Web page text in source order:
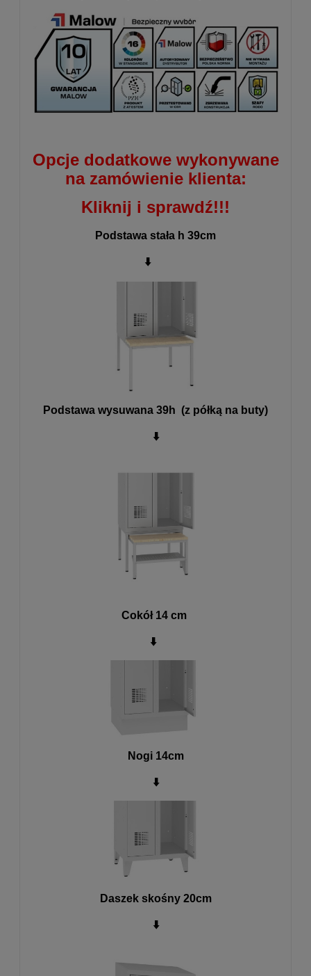
Opcje dodatkowe wykonywane
na zamówienie klienta:
Kliknij i sprawdź!!!
Podstawa stała h 39cm
⬇️
Podstawa wysuwana 39h (z półką na buty)
⬇️
Cokół 14 cm
⬇️
Nogi 14cm
⬇️
Daszek skośny 20cm
⬇️